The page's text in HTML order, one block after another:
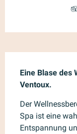
Eine Blase des
Ventoux.
Der
Spa ist eine
Entspannung